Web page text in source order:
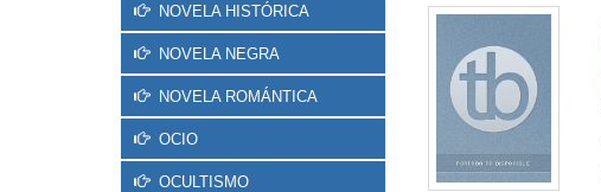
NOVELA HISTÓRICA
NOVELA NEGRA
NOVELA ROMÁNTICA
OCIO
OCULTISMO